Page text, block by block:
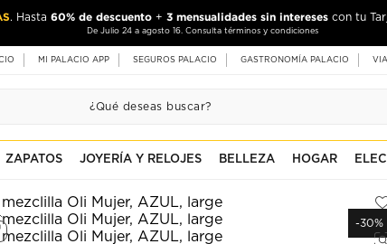
. Hasta 60% de descuento + 3 mensualidades sin intereses con tu
De Julio 24 a agosto 16. Consulta términos y condiciones
MI PALACIO APP SEGUROS PALACIO GASTRONOMÍA PALACIO
ZAPATOS JOYERÍA Y RELOJES BELLEZA HOGAR
-30%